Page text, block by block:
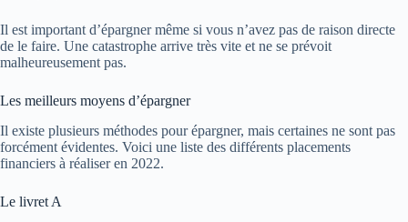
Il est important d’épargner même si vous n’avez pas de raison directe
de le faire. Une catastrophe arrive très vite et ne se prévoit
malheureusement pas.
Les meilleurs moyens d’épargner
Il existe plusieurs méthodes pour épargner, mais certaines ne sont pas
forcément évidentes. Voici une liste des différents placements
financiers à réaliser en 2022.
Le livret A